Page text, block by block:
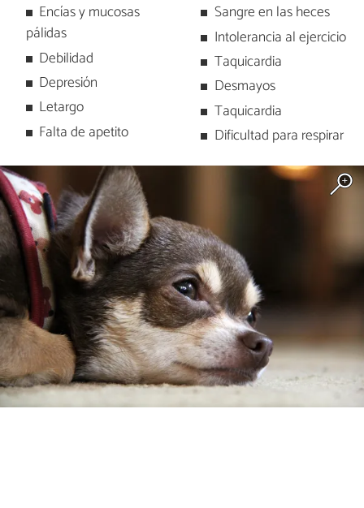
Encías y mucosas
pálidas
Debilidad
Depresión
Letargo
Falta de apetito
Sangre en las heces
Intolerancia al ejercicio
Taquicardia
Desmayos
Taquicardia
Dificultad para respirar